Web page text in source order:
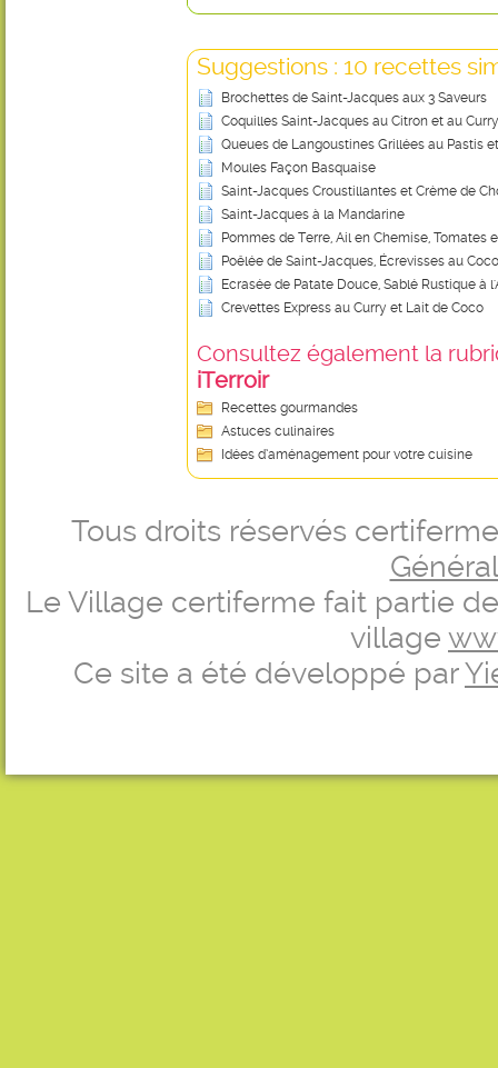
Suggestions : 10 recettes
Brochettes de Saint-Jacques aux 3 Saveurs
Coquilles Saint-Jacques au Citron et au Curry
Queues de Langoustines Grillées au Pastis
Moules Façon Basquaise
Saint-Jacques Croustillantes et Crème de
Saint-Jacques à la Mandarine
Pommes de Terre, Ail en Chemise, Tomates
Poêlée de Saint-Jacques, Écrevisses au Coco
Ecrasée de Patate Douce, Sablé Rustique à
Crevettes Express au Curry et Lait de Coco
Consultez également la
iTerroir
Recettes gourmandes
Astuces culinaires
Idées d’aménagement pour votre cuisine
Tous droits réservés
Le Village certiferme fait partie
village
Ce site a été développé par